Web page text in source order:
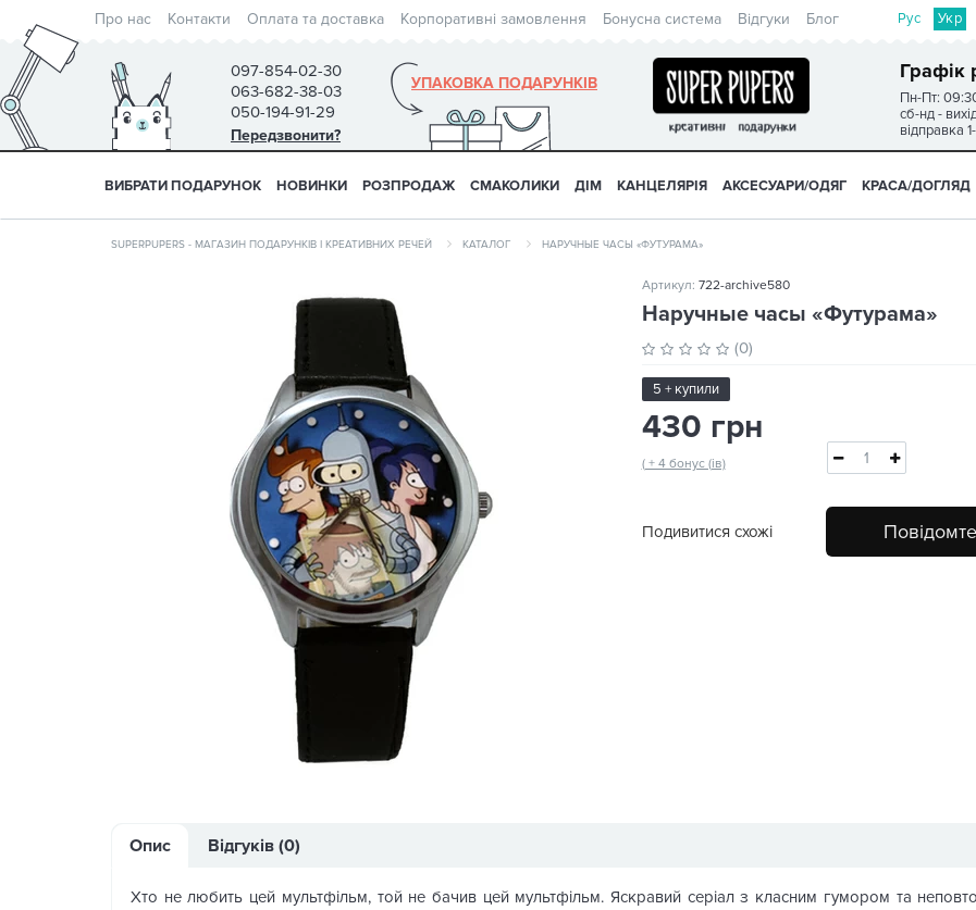
Про нас Контакти Оплата та доставка Корпоративні замовлення Бонусна система Відгуки Блог Рус Укр
097-854-02-30
063-682-38-03
050-194-91-29
Передзвонити?
Графік
Пн-Пт:
сб-нд -
відправка
УПАКОВКА ПОДАРУНКІВ
ВИБРАТИ ПОДАРУНОК НОВИНКИ РОЗПРОДАЖ СМАКОЛИКИ ДІМ КАНЦЕЛЯРІЯ АКСЕСУАРИ/ОДЯГ КРАСА/ДОГЛЯД
SUPERPUPERS - МАГАЗИН ПОДАРУНКІВ І КРЕАТИВНИХ РЕЧЕЙ КАТАЛОГ НАРУЧНЫЕ ЧАСЫ «ФУТУРАМА»
Артикул: 722-archive580
Наручные часы «Футурама»
(0)
5 + купили
430 грн
( + 4 бонус (ів)
Подивитися схожі
Опис Відгуків (0)
Хто не любить цей мультфільм, той не бачив цей мультфільм. Яскравий серіал з класним гумором та